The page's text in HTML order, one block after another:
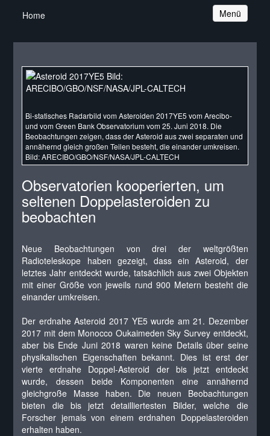
Navigation
Menü
Home
Bi-statisches Radarbild vom Asteroiden 2017YE5 vom Arecibo-
und vom Green Bank Observatorium vom 25. Juni 2018. Die
Beobachtungen zeigen, dass der Asteroid aus zwei separaten und
annähernd gleich großen Teilen besteht, die einander umkreisen.
Bild: ARECIBO/GBO/NSF/NASA/JPL-CALTECH
Observatorien kooperierten, um
seltenen Doppelasteroiden zu
beobachten
Neue Beobachtungen von drei der weltgrößten
Radioteleskope haben gezeigt, dass ein Asteroid, der
letztes Jahr entdeckt wurde, tatsächlich aus zwei Objekten
mit einer Größe von jeweils rund 900 Metern besteht die
einander umkreisen.
Der erdnahe Asteroid 2017 YE5 wurde am 21. Dezember
2017 mit dem Monocco Oukaimeden Sky Survey entdeckt,
aber bis Ende Juni 2018 waren keine Details über seine
physikalischen Eigenschaften bekannt. Dies ist erst der
vierte erdnahe Doppel-Asteroid der bis jetzt entdeckt
wurde, dessen beide Komponenten eine annähernd
gleichgroße Masse haben. Die neuen Beobachtungen
bieten die bis jetzt detailliertesten Bilder, welche die
Forscher jemals von einem erdnahen Doppelasteroiden
erhalten haben.